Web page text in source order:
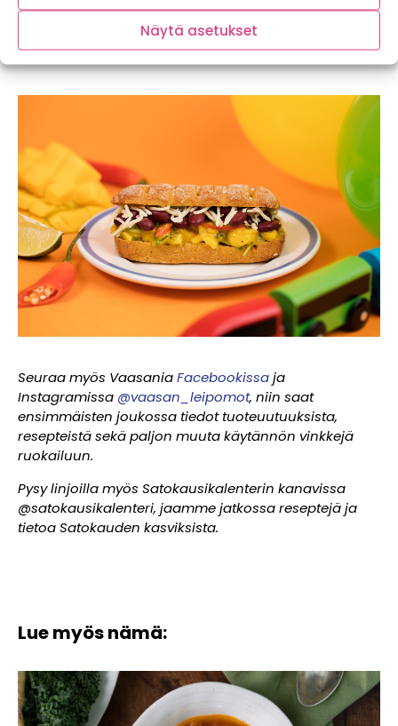
Näytä asetukset
Huomenna julkaistava resepti palaa taas tuttuihin
makuihin ja leivän väliin pääsee jälleen eräs
kouluruokaklassikko. Pysy linjoilla!
Seuraa myös VaasaniaFacebookissaja
Instagramissa @vaasan_leipomot, niin saat
ensimmäisten joukossa tiedot tuoteuutuuksista,
resepteistä sekä paljon muuta käytännön vinkkejä
ruokailuun.
Pysy linjoilla myös Satokausikalenterin kanavissa
@satokausikalenteri, jaamme jatkossa reseptejä ja
tietoa Satokauden kasviksista.
Lue myös nämä: